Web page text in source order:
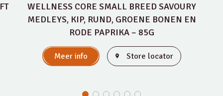
WELLNESS CORE SMALL BREED SAVOURY
MEDLEYS, KIP, RUND, GROENE BONEN EN
RODE PAPRIKA – 85G
Meer info Store locator